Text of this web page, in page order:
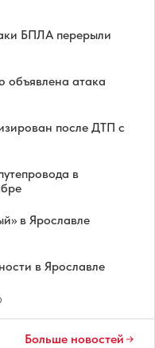
БПЛА перерыли
объявлена атака
после ДТП с
в
в Ярославле
в Ярославле
Больше новостей